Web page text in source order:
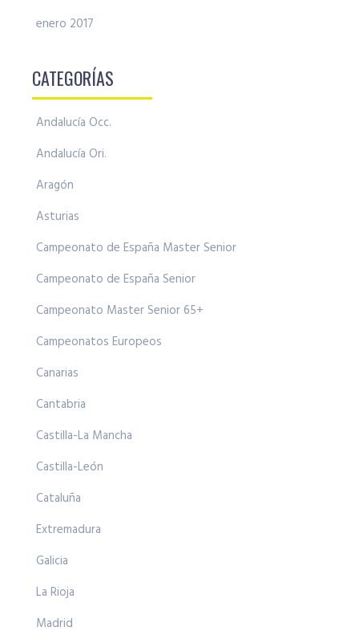
enero 2017
CATEGORÍAS
Andalucía Occ.
Andalucía Ori.
Aragón
Asturias
Campeonato de España Master Senior
Campeonato de España Senior
Campeonato Master Senior 65+
Campeonatos Europeos
Canarias
Cantabria
Castilla-La Mancha
Castilla-León
Cataluña
Extremadura
Galicia
La Rioja
Madrid